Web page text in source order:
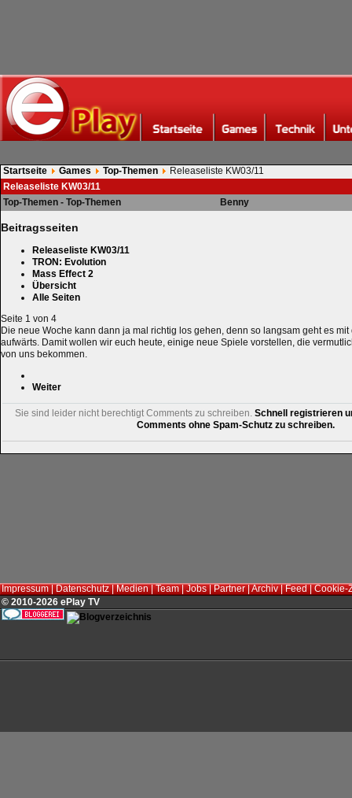
Startseite Games Top-Themen
Releaseliste KW03/11
Releaseliste KW03/11
Top-Themen - Top-Themen
Benny
Beitragsseiten
Releaseliste KW03/11
TRON: Evolution
Mass Effect 2
Übersicht
Alle Seiten
Seite 1 von 4
Die neue Woche kann dann ja mal richtig los gehen, denn so langsam geht es
aufwärts. Damit wollen wir euch heute, einige neue Spiele vorstellen, die
von uns bekommen.
Weiter
Sie sind leider nicht berechtigt Comments zu schreiben. Schnell registrieren
Comments ohne Spam-Schutz zu schreiben.
Impressum|Datenschutz|Medien|Team|Jobs|Partner|Archiv|Feed|Cookie-
© 2010-2026 ePlay TV